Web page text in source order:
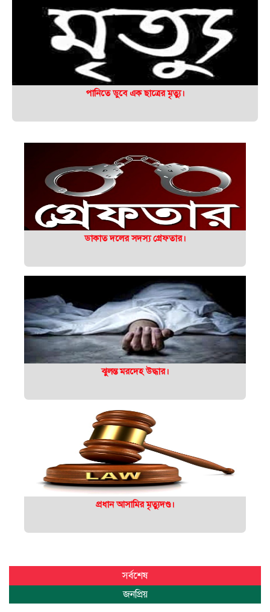
পানিতে ডুবে এক ছাত্রের মৃত্যু।
ডাকাত দলের সদস্য গ্রেফতার।
ঝুলন্ত মরদেহ উদ্ধার।
প্রধান আসামির মৃত্যুদণ্ড।
সর্বশেষ
জনপ্রিয়